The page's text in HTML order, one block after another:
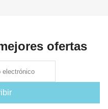
ofertas